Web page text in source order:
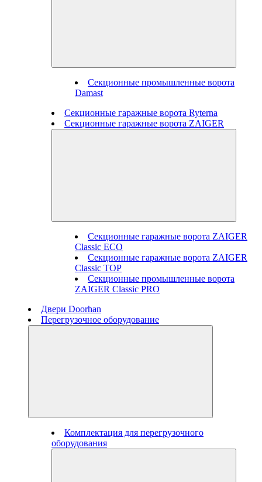
Секционные промышленные ворота
Damast
Секционные гаражные ворота Ryterna
Секционные гаражные ворота ZAIGER
Секционные гаражные ворота ZAIGER
Classic ECO
Секционные гаражные ворота ZAIGER
Classic TOP
Секционные промышленные ворота
ZAIGER Classic PRO
Двери Doorhan
Перегрузочное оборудование
Комплектация для перегрузочного
оборудования